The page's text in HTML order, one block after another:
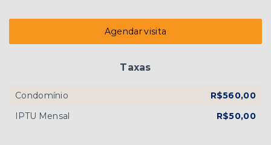
Agendar visita
Taxas
Condomínio
R$560,00
IPTU Mensal
R$50,00